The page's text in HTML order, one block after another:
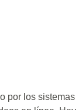
por los sistemas